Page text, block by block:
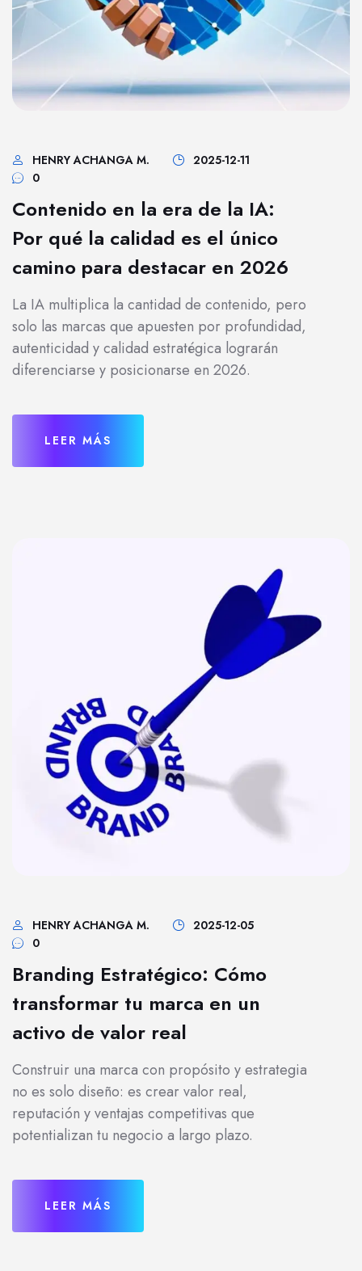
HENRY ACHANGA M.
2025-12-11
0
Contenido en la era de la IA:
Por qué la calidad es el único
camino para destacar en 2026
La IA multiplica la cantidad de contenido, pero
solo las marcas que apuesten por profundidad,
autenticidad y calidad estratégica lograrán
diferenciarse y posicionarse en 2026.
LEER MÁS
HENRY ACHANGA M.
2025-12-05
0
Branding Estratégico: Cómo
transformar tu marca en un
activo de valor real
Construir una marca con propósito y estrategia
no es solo diseño: es crear valor real,
reputación y ventajas competitivas que
potentializan tu negocio a largo plazo.
LEER MÁS